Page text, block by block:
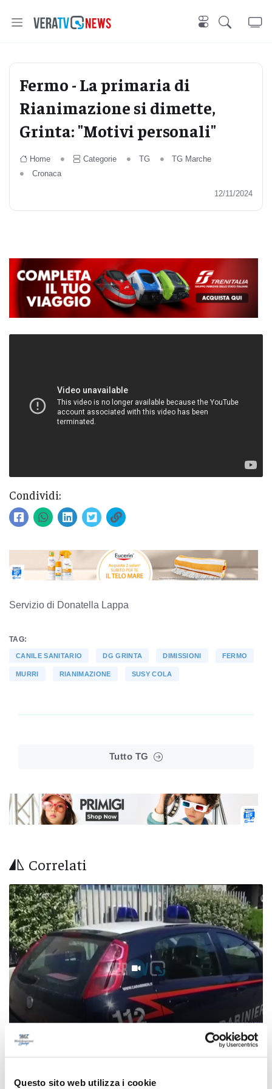
Questo sito web utilizza i cookie
Fermo - La primaria di
Rianimazione si dimette,
Grinta: "Motivi personali"
Home Categorie TG
TG Marche
Cronaca
12/11/2024
Condividi:
Servizio di Donatella Lappa
TAG:
CANILE SANITARIO DG GRINTA DIMISSIONI FERMO
MURRI RIANIMAZIONE SUSY COLA
Tutto TG
Correlati
Milanese, le indagini portano nelle Marche